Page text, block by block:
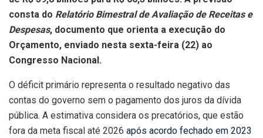
consta do Relatório Bimestral de Avaliação de Receitas e
Despesas, documento que orienta a execução do
Orçamento, enviado nesta sexta-feira (22) ao
Congresso Nacional.
O déficit primário representa o resultado negativo das
contas do governo sem o pagamento dos juros da dívida
pública. A estimativa considera os precatórios, que estão
fora da meta fiscal até 2026 após acordo fechado em 2023